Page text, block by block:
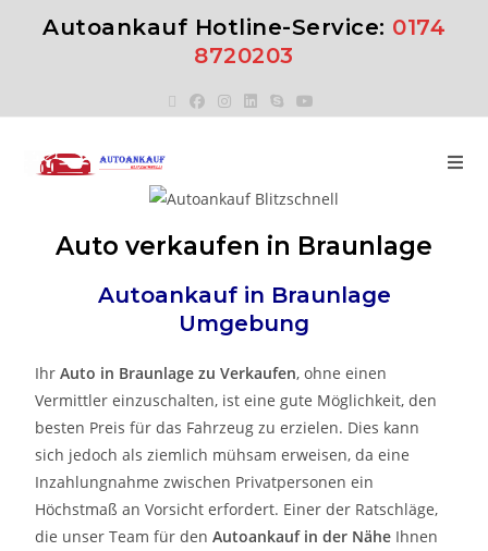
Autoankauf Hotline-Service: 0174
8720203
Auto verkaufen in Braunlage
Autoankauf in Braunlage
Umgebung
IhrAuto in BraunlagezuVerkaufen, ohne einen
Vermittler einzuschalten, ist eine gute Möglichkeit, den
besten Preis für das Fahrzeug zu erzielen. Dies kann
sich jedoch als ziemlich mühsam erweisen, da eine
Inzahlungnahme zwischen Privatpersonen ein
Höchstmaß an Vorsicht erfordert. Einer der Ratschläge,
die unser Team für denAutoankauf in der Nähe Ihnen